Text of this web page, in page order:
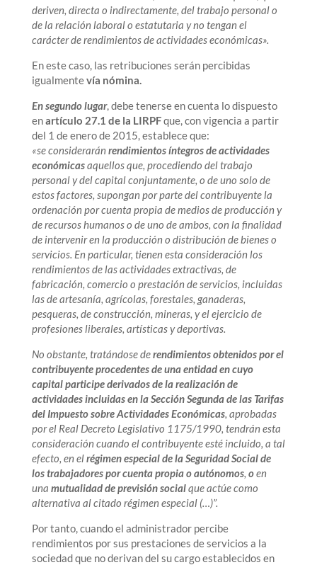
deriven, directa o indirectamente, del trabajo personal o
de la relación laboral o estatutaria y no tengan el
carácter de rendimientos de actividades económicas».
En este caso, las retribuciones serán percibidas
igualmentevía nómina.
En segundo lugar, debe tenerse en cuenta lo dispuesto
enartículo 27.1 de la LIRPFque, con vigencia a partir
del 1 de enero de 2015, establece que:
«se consideraránrendimientos íntegros de actividades
económicasaquellos que, procediendo del trabajo
personal y del capital conjuntamente, o de uno solo de
estos factores, supongan por parte del contribuyente la
ordenación por cuenta propia de medios de producción y
de recursos humanos o de uno de ambos, con la finalidad
de intervenir en la producción o distribución de bienes o
servicios. En particular, tienen esta consideración los
rendimientos de las actividades extractivas, de
fabricación, comercio o prestación de servicios, incluidas
las de artesanía, agrícolas, forestales, ganaderas,
pesqueras, de construcción, mineras, y el ejercicio de
profesiones liberales, artísticas y deportivas.
No obstante, tratándose derendimientos obtenidos por el
contribuyente procedentes de una entidad en cuyo
capital participe derivados de la realización de
actividades incluidas en la Sección Segunda de las Tarifas
del Impuesto sobre Actividades Económicas, aprobadas
por el Real Decreto Legislativo 1175/1990, tendrán esta
consideración cuando el contribuyente esté incluido, a tal
efecto, en elrégimen especial de la Seguridad Social de
los trabajadores por cuenta propia o autónomos, oen
una mutualidad de previsión socialque actúe como
alternativa al citado régimen especial (…)”.
Por tanto, cuando el administrador percibe
rendimientos por sus prestaciones de servicios a la
sociedad que no derivan del su cargo establecidos en